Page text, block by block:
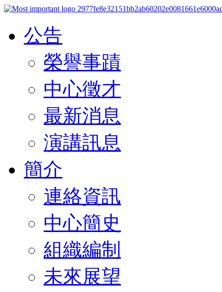
公告
榮譽事蹟
中心徵才
最新消息
演講訊息
簡介
連絡資訊
中心簡史
組織編制
未來展望